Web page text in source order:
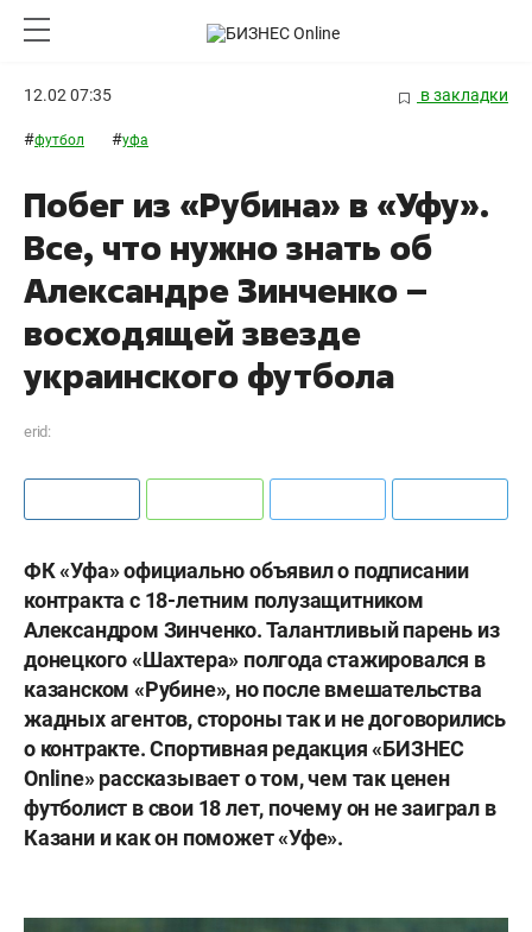
12.02 07:35 в закладки
#футбол #уфа
Побег из «Рубина» в «Уфу».
Все, что нужно знать об
Александре Зинченко –
восходящей звезде
украинского футбола
erid:
ФК «Уфа» официально объявил о подписании
контракта с 18-летним полузащитником
Александром Зинченко. Талантливый парень из
донецкого «Шахтера» полгода стажировался в
казанском «Рубине», но после вмешательства
жадных агентов, стороны так и не договорились
о контракте. Спортивная редакция «БИЗНЕС
Online» рассказывает о том, чем так ценен
футболист в свои 18 лет, почему он не заиграл в
Казани и как он поможет «Уфе».